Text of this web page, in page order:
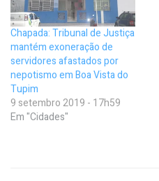
Chapada: Tribunal de Justiça
mantém exoneração de
servidores afastados por
nepotismo em Boa Vista do
Tupim
9 setembro 2019 - 17h59
Em "Cidades"